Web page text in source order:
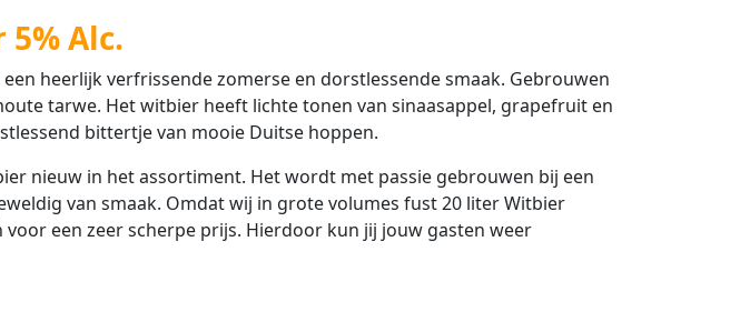
Alc.
heerlijk verfrissende zomerse en dorstlessende smaak. Gebrouwen
tarwe. Het witbier heeft lichte tonen van sinaasappel, grapefruit en
bittertje van mooie Duitse hoppen.
nieuw in het assortiment. Het wordt met passie gebrouwen bij een
van smaak. Omdat wij in grote volumes fust 20 liter Witbier
een zeer scherpe prijs. Hierdoor kun jij jouw gasten weer